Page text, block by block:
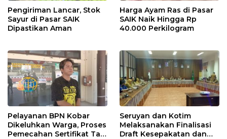
Pengiriman Lancar, Stok
Sayur di Pasar SAIK
Dipastikan Aman
Harga Ayam Ras di Pasar
SAIK Naik Hingga Rp
40.000 Perkilogram
Pelayanan BPN Kobar
Dikeluhkan Warga, Proses
Pemecahan Sertifikat Tak
Seruyan dan Kotim
Melaksanakan Finalisasi
Draft Kesepakatan dan